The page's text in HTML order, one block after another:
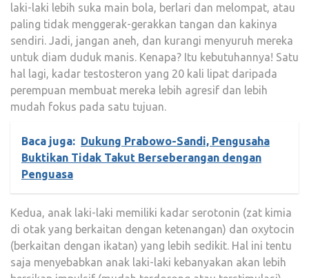
laki-laki lebih suka main bola, berlari dan melompat, atau
paling tidak menggerak-gerakkan tangan dan kakinya
sendiri. Jadi, jangan aneh, dan kurangi menyuruh mereka
untuk diam duduk manis. Kenapa? Itu kebutuhannya! Satu
hal lagi, kadar testosteron yang 20 kali lipat daripada
perempuan membuat mereka lebih agresif dan lebih
mudah fokus pada satu tujuan.
Baca juga: Dukung Prabowo-Sandi, Pengusaha
Buktikan Tidak Takut Berseberangan dengan
Penguasa
Kedua, anak laki-laki memiliki kadar serotonin (zat kimia
di otak yang berkaitan dengan ketenangan) dan oxytocin
(berkaitan dengan ikatan) yang lebih sedikit. Hal ini tentu
saja menyebabkan anak laki-laki kebanyakan akan lebih